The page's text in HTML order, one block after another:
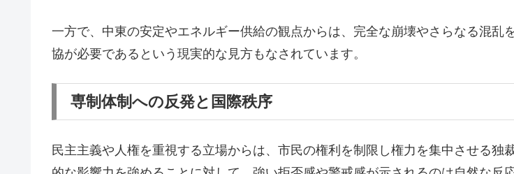
一方で、中東の安定やエネルギー供給の観点からは、完全な崩壊やさらなる混乱
協が必要であるという現実的な見方もなされています。
専制体制への反発と国際秩序
民主主義や人権を重視する立場からは、市民の権利を制限し権力を集中させる独